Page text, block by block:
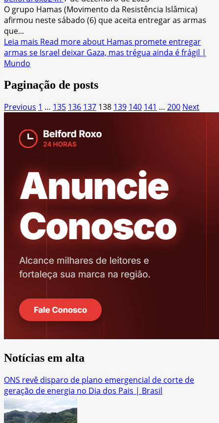
O grupo Hamas (Movimento da Resistência Islâmica)
afirmou neste sábado (6) que aceita entregar as armas
que...
Leia mais Read more about Hamas promete entregar
armas se Israel deixar Gaza, mas trégua ainda é frágil |
Mundo
Paginação de posts
Previous 1 … 135 136 137 138 139 140 141 … 200 Next
Notícias em alta
ONS revê disparo de plano emergencial de corte de
geração de energia no Dia dos Pais | Brasil